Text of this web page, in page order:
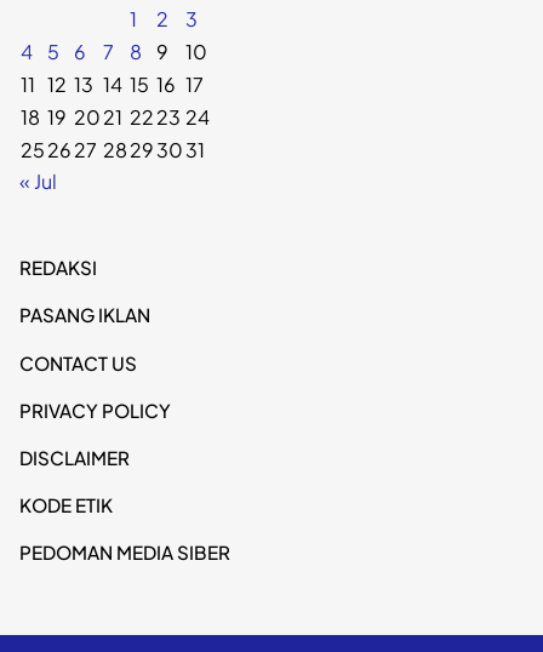
1
2
3
4
5 6 7 8 9
10
11 12 13 14 15 16 17
18 19 2021 2223 24
252627 28293031
« Jul
REDAKSI
PASANG IKLAN
CONTACT US
PRIVACY POLICY
DISCLAIMER
KODE ETIK
PEDOMAN MEDIA SIBER